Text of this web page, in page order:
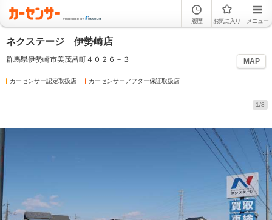
履歴 お気に入り メニュー
ネクステージ 伊勢崎店
群馬県伊勢崎市美茂呂町４０２６－３ MAP
カーセンサー認定取扱店 カーセンサーアフター保証取扱店
1/8